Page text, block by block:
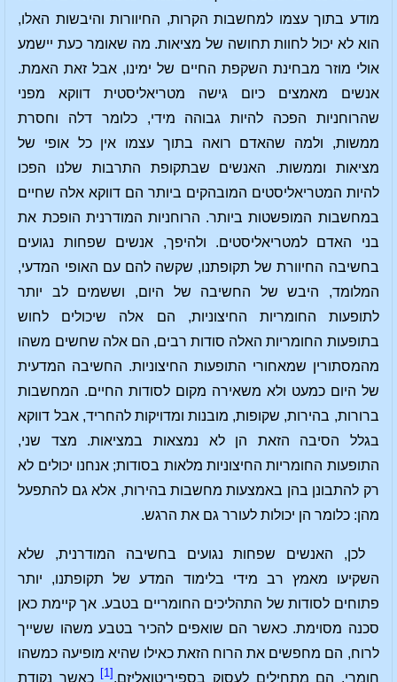
מודע בתוך עצמו למחשבות הקרות, החיוורות והיבשות האלו,
הוא לא יכול לחוות תחושה של מציאות. מה שאומר כעת יישמע
אולי מוזר מבחינת השקפת החיים של ימינו, אבל זאת האמת.
אנשים מאמצים כיום גישה מטריאליסטית דווקא מפני
שהרוחניות הפכה להיות גבוהה מידי, כלומר דלה וחסרת
ממשות, ולמה שהאדם רואה בתוך עצמו אין כל אופי של
מציאות וממשות. האנשים שבתקופת התרבות שלנו הפכו
להיות המטריאליסטים המובהקים ביותר הם דווקא אלה שחיים
במחשבות המופשטות ביותר. הרוחניות המודרנית הופכת את
בני האדם למטריאליסטים. ולהיפך, אנשים שפחות נגועים
בחשיבה החיוורת של תקופתנו, שקשה להם עם האופי המדעי,
המלומד, היבש של החשיבה של היום, וששמים לב יותר
לתופעות החומריות החיצוניות, הם אלה שיכולים לחוש
בתופעות החומריות האלה סודות רבים, הם אלה שחשים משהו
מהמסתורין שמאחורי התופעות החיצוניות. החשיבה המדעית
של היום כמעט ולא משאירה מקום לסודות החיים. המחשבות
ברורות, בהירות, שקופות, מובנות ומדויקות להחריד, אבל דווקא
בגלל הסיבה הזאת הן לא נמצאות במציאות. מצד שני,
התופעות החומריות החיצוניות מלאות בסודות; אנחנו יכולים לא
רק להתבונן בהן באמצעות מחשבות בהירות, אלא גם להתפעל
מהן: כלומר הן יכולות לעורר גם את הרגש.
לכן, האנשים שפחות נגועים בחשיבה המודרנית, שלא
השקיעו מאמץ רב מידי בלימוד המדע של תקופתנו, יותר
פתוחים לסודות של התהליכים החומריים בטבע. אך קיימת כאן
סכנה מסוימת. כאשר הם שואפים להכיר בטבע משהו ששייך
לרוח, הם מחפשים את הרוח הזאת כאילו שהיא מופיעה כמשהו
חומרי. הם מתחילים לעסוק בספיריטואליזם. [1] כאשר נקודת